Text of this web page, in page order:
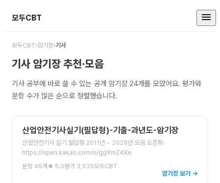
모두CBT
기사 암기장 모음
모두CBT›암기장›기사
기사 암기장 추천·모음
기사 공부에 바로 쓸 수 있는 공개 암기장 24개를 모았어요. 평가와
문항 수가 많은 순으로 정렬했습니다.
산업안전기사실기(필답형)-기출-과년도-암기장
산업안전기사 실기 필답형 2011년 ~ 2026년 모음 오픈톡:
https://open.kakao.com/o/ggXmZ4Xe
문항 45개 ★ 5.0평가 3,935모두CBT
암기장 보기 →